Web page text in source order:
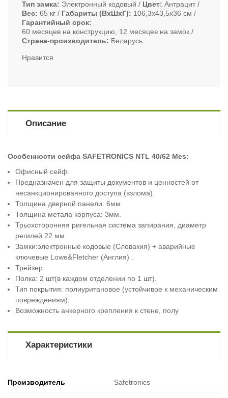
Тип замка Электронный кодовый Цвет Антрацит
Вес 65 кг Габариты (ВxШxГ)
106,3х43,5х36 см
Гарантийный срок
60 месяцев на конструкцию, 12 месяцев на замок
Страна-производитель
Беларусь
Нравится
Описание
Особенности сейфа SAFETRONICS NTL 40/62 Mes:
Офисный сейф.
Предназначен для защиты документов и ценностей от
несанкционированного доступа (взлома).
Толщина дверной панели: 6мм.
Толщина метала корпуса: 3мм.
Трьохсторонняя ригельная система запирания, диаметр
регилей 22 мм.
Замки:электронные кодовые (Словакия) + аварийные
ключевые Lowe&Fletcher (Англия) .
Трейзер.
Полка: 2 шт(в каждом отделении по 1 шт).
Тип покрытия: полиуритановое (устойчивое к механическим
повреждениям).
Возможность анкерного крепления к стене, полу
Характеристики
Производитель Safetronics